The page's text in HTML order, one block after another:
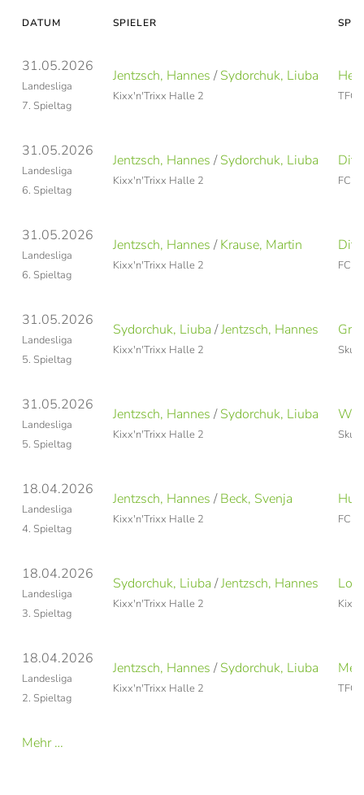
DATUM SPIELER
31.05.2026
Landesliga
7. Spieltag
Jentzsch, Hannes /Sydorchuk, Liuba
Kixx'n'Trixx Halle 2 TFC
31.05.2026
Landesliga
6. Spieltag
Jentzsch, Hannes /Sydorchuk, Liuba
Kixx'n'Trixx Halle 2 FC
31.05.2026
Landesliga
6. Spieltag
Jentzsch, Hannes /Krause, Martin
Kixx'n'Trixx Halle 2 FC
31.05.2026
Landesliga
5. Spieltag
Sydorchuk, Liuba /Jentzsch, Hannes
Kixx'n'Trixx Halle 2
31.05.2026
Landesliga
5. Spieltag
Jentzsch, Hannes /Sydorchuk, Liuba
Kixx'n'Trixx Halle 2
18.04.2026
Landesliga
4. Spieltag
Jentzsch, Hannes /Beck, Svenja
Kixx'n'Trixx Halle 2 FC
18.04.2026
Landesliga
3. Spieltag
Sydorchuk, Liuba /Jentzsch, Hannes
Kixx'n'Trixx Halle 2
18.04.2026
Landesliga
2. Spieltag
Jentzsch, Hannes /Sydorchuk, Liuba
Kixx'n'Trixx Halle 2 TFC
Mehr …